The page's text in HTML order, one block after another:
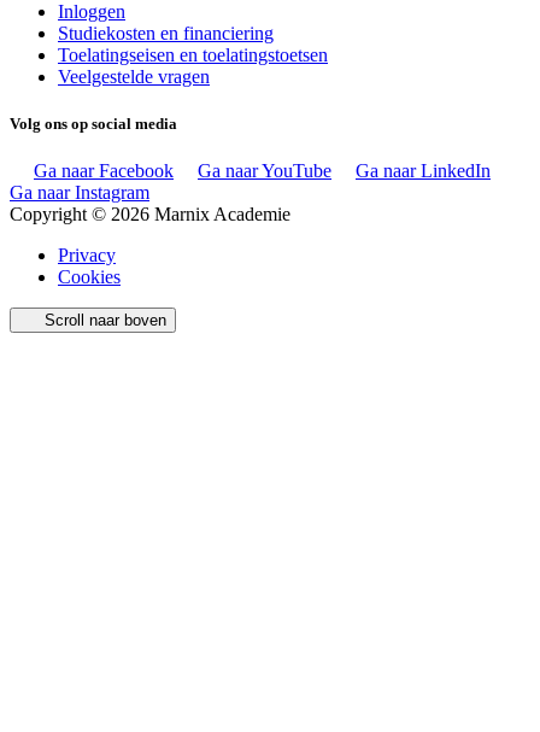
Inloggen
Studiekosten en financiering
Toelatingseisen en toelatingstoetsen
Veelgestelde vragen
Volg ons op social media
Ga naar Facebook Ga naar YouTube
Ga naar LinkedIn
Ga naar Instagram
Copyright © 2026 Marnix Academie
Privacy
Cookies
Scroll naar boven